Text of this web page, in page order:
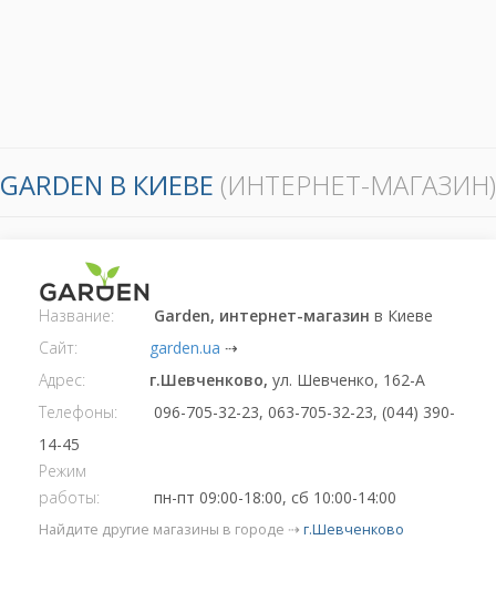
GARDEN В КИЕВЕ (ИНТЕРНЕТ-МАГАЗИН)
Название: Garden, интернет-магазин в Киеве
Сайт:
garden.ua ⇢
Адрес:
г.Шевченково, ул. Шевченко, 162-А
Телефоны:
096-705-32-23, 063-705-32-23, (044) 390-
14-45
Режим
работы:
пн-пт 09:00-18:00, сб 10:00-14:00
Найдите другие магазины в городе ⇢ г.Шевченково